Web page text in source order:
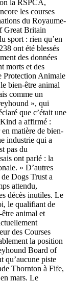
la RSPCA,
les courses
du Royaume-
Great Britain
sport : rien qu’en
ont été blessés
des données
morts et des
Protection Animale
bien-être animal
comme un
», qui
que c’était une
a affirmé :
matière de bien-
industrie qui a
pas du
ont parlé : la
» D’autres
Dogs Trust a
attendu,
décès inutiles. Le
le qualifiant de
animal et
des Courses
la position
Board of
qu’aucune piste
Thornton à Fife,
mars. Le